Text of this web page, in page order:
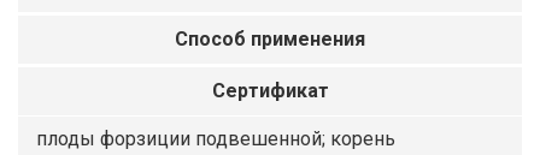
Способ применения
Сертификат
плоды форзиции подвешенной; корень